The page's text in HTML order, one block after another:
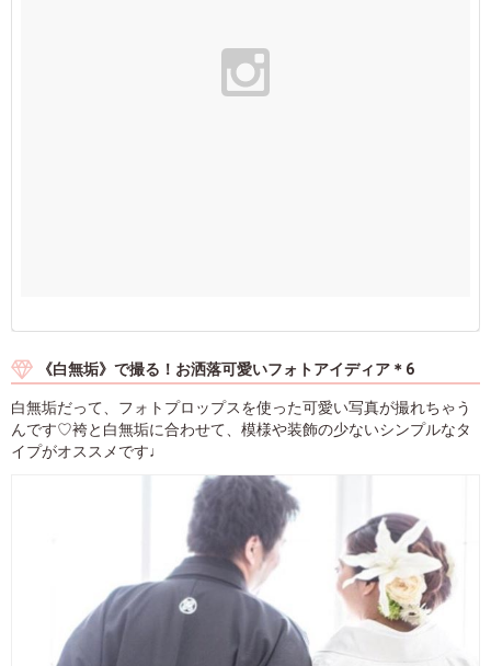
《白無垢》で撮る！お洒落可愛いフォトアイディア＊6
白無垢だって、フォトプロップスを使った可愛い写真が撮れちゃう
んです♡袴と白無垢に合わせて、模様や装飾の少ないシンプルなタ
イプがオススメです♩